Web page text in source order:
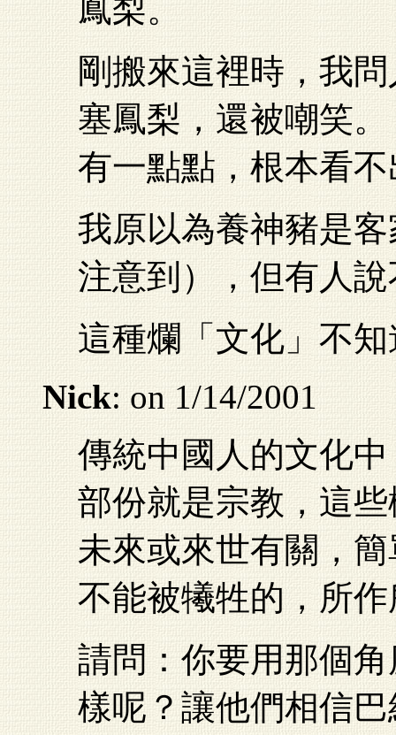
鳳梨。
剛搬來這裡時，我
塞鳳梨，還被嘲笑
有一點點，根本看
我原以為養神豬是
注意到），但有人
這種爛「文化」不
Nick: on 1/14/2001
傳統中國人的文化
部份就是宗教，這
未來或來世有關，
不能被犧牲的，所
請問：你要用那個
樣呢？讓他們相信